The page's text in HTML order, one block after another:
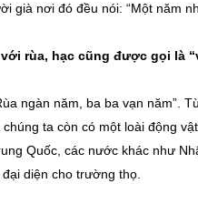
già nơi đó đều nói: “Một năm
rùa, hạc cũng được gọi là
ngàn năm, ba ba vạn năm”.
ta còn có một loài động
Quốc, các nước khác như
diện cho trường thọ.